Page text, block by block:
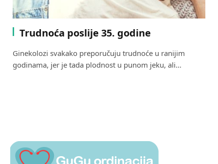
Trudnoća poslije 35. godine
Ginekolozi svakako preporučuju trudnoće u ranijim
godinama, jer je tada plodnost u punom jeku, ali…